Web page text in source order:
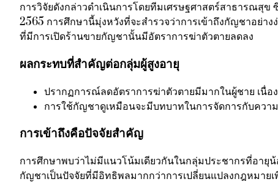
การวิจัยดังกล่าวดำเนินการโดยทีมเศรษฐศาสตร์สาธารณสุข
2565 การศึกษานี้มุ่งหวังที่จะสำรวจว่าการเข้าถึงกัญชาอย่
ที่มีการเปิดร้านขายกัญชานั้นมีอัตราการฆ่าตัวตายลดลง
ผลกระทบที่สำคัญต่อกลุ่มผู้สูงอายุ
ปรากฏการณ์ลดอัตราการฆ่าตัวตายมีมากในผู้ชาย เนื่อ
การใช้กัญชาดูเหมือนจะมีบทบาทในการจัดการกับควา
การเข้าถึงคือปัจจัยสำคัญ
การศึกษาพบว่าไม่มีแนวโน้มเดียวกันในกลุ่มประชากรที่อายุ
กัญชาเป็นปัจจัยที่มีอิทธิพลมากกว่าการเปลี่ยนแปลงกฎหมายเ